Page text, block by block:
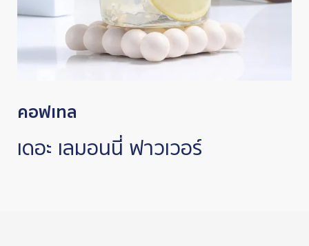
คอฟเทล
เดอะ เลมอนนี่ ฟาวเวอร์